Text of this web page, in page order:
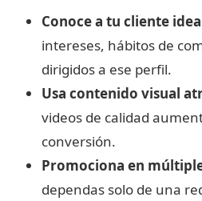
Conoce a tu cliente
intereses, hábitos de
dirigidos a ese perfil.
Usa contenido visual
videos de calidad
conversión.
Promociona en
dependas solo de una